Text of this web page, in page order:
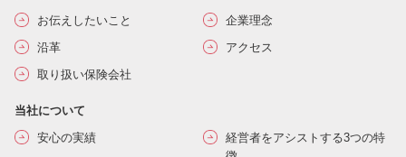
お伝えしたいこと
企業理念
沿革
アクセス
取り扱い保険会社
当社について
安心の実績
経営者をアシストする3つの特